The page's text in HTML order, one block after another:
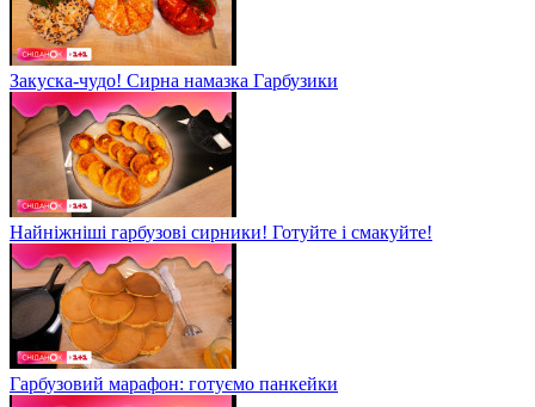
Закуска-чудо! Сирна намазка Гарбузики
Найніжніші гарбузові сирники! Готуйте і смакуйте!
Гарбузовий марафон: готуємо панкейки